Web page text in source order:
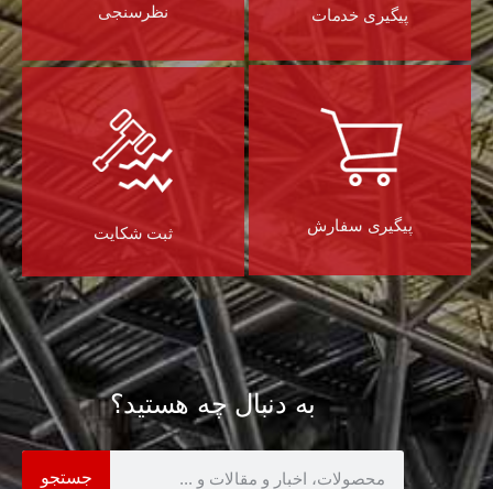
پیگیری خدمات نظرسنجی
پیگیری سفارش ثبت شکایت
به دنبال چه هستید؟
جستجو